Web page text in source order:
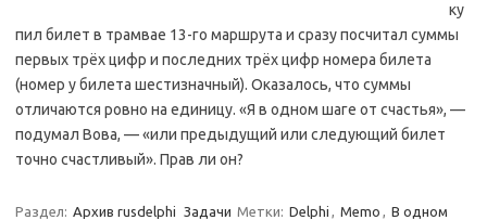
ку
пил билет в трамвае 13-го маршрута и сразу посчитал суммы
первых трёх цифр и последних трёх цифр номера билета
(номер у билета шестизначный). Оказалось, что суммы
отличаются ровно на единицу. «Я в одном шаге от счастья», —
подумал Вова, — «или предыдущий или следующий билет
точно счастливый». Прав ли он?
Раздел: Архив rusdelphi Задачи Метки: Delphi , Memo , В одном